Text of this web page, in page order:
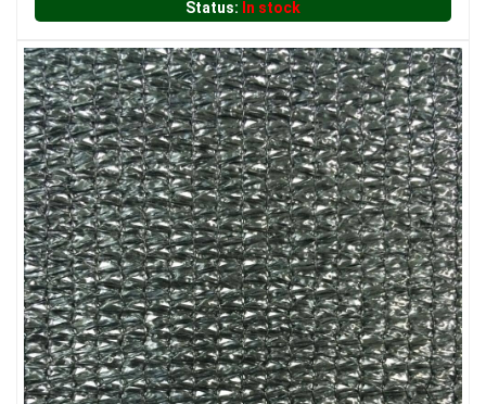
LƯỚI CHE NẮNG
Status: In stock